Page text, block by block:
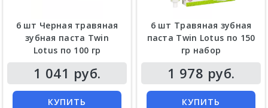
6 шт Черная травяная
зубная паста Twin
Lotus по 100 гр
1 041 руб.
КУПИТЬ
6 шт Травяная зубная
паста Twin Lotus по 150
гр набор
1 978 руб.
КУПИТЬ